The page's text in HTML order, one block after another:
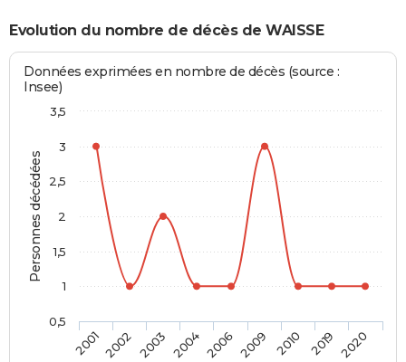
Evolution du nombre de décès de WAISSE
Personnes décédées
Données exprimées en nombre de décès (source :
Insee)
20012002 2003 2004 2006 2009 2010 2019 2020
0,5
1
1,5
2
2,5
3
3,5